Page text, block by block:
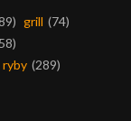
grill (74)
ryby (289)